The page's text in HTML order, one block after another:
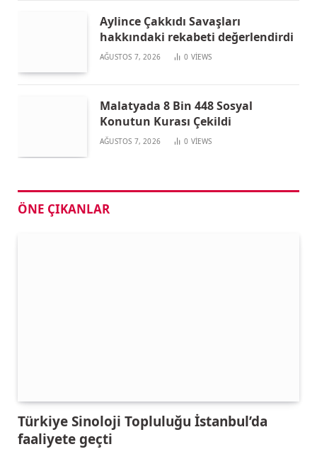
Aylince Çakkıdı Savaşları
hakkındaki rekabeti değerlendirdi
AĞUSTOS 7, 2026 0 VIEWS
Malatyada 8 Bin 448 Sosyal
Konutun Kurası Çekildi
AĞUSTOS 7, 2026 0 VIEWS
ÖNE ÇIKANLAR
Türkiye Sinoloji Topluluğu İstanbul’da
faaliyete geçti